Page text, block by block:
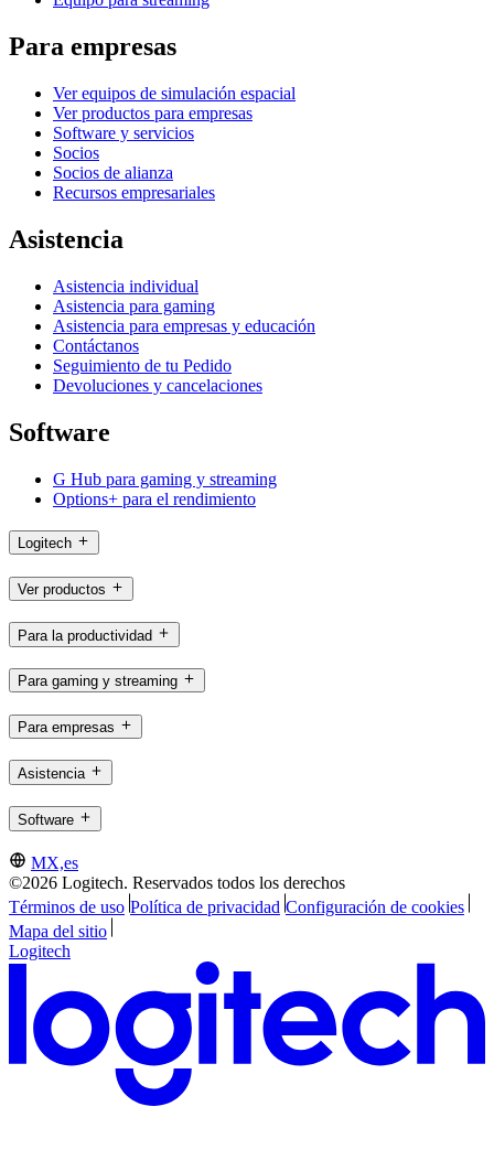
Para empresas
Ver equipos de simulación espacial
Ver productos para empresas
Software y servicios
Socios
Socios de alianza
Recursos empresariales
Asistencia
Asistencia individual
Asistencia para gaming
Asistencia para empresas y educación
Contáctanos
Seguimiento de tu Pedido
Devoluciones y cancelaciones
Software
G Hub para gaming y streaming
Options+ para el rendimiento
Logitech
Ver productos
Para la productividad
Para gaming y streaming
Para empresas
Asistencia
Software
MX,es
©2026 Logitech. Reservados todos los derechos
Términos de uso Política de privacidad Configuración de cookies
Mapa del sitio
Logitech